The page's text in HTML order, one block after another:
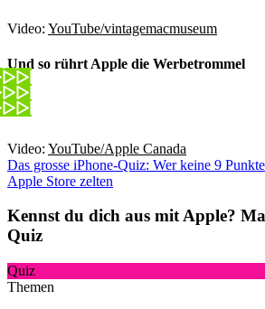
Video: YouTube/vintagemacmuseum
Und so rührt Apple die Werbetrommel
Video: YouTube/Apple Canada
Das grosse iPhone-Quiz: Wer keine 9
Apple Store zelten
Kennst du dich aus mit Apple?
Quiz
Quiz
Themen